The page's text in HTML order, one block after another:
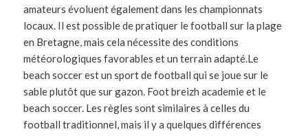
amateurs évoluent également dans les championnats
locaux. Il est possible de pratiquer le football sur la plage
en Bretagne, mais cela nécessite des conditions
météorologiques favorables et un terrain adapté.Le
beach soccer est un sport de football qui se joue sur le
sable plutôt que sur gazon. Foot breizh academie et le
beach soccer. Les règles sont similaires à celles du
football traditionnel, mais il y a quelques différences